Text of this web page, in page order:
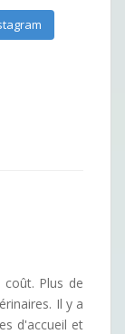
Plus de
Il y a
d'accueil et